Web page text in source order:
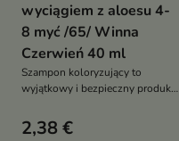
wyciągiem z aloesu 4-
8 myć /65/ Winna
Czerwień 40 ml
Szampon koloryzujący to
wyjątkowy i bezpieczny produkt
2,38 €